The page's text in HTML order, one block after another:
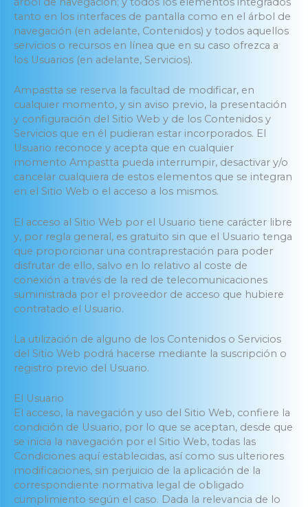
tanto en los interfaces de pantalla como en el árbol de
navegación (en adelante, Contenidos) y todos aquellos
servicios o recursos en línea que en su caso ofrezca a
los Usuarios (en adelante, Servicios).
Ampastta se reserva la facultad de modificar, en
cualquier momento, y sin aviso previo, la presentación
y configuración del Sitio Web y de los Contenidos y
Servicios que en él pudieran estar incorporados. El
Usuario reconoce y acepta que en cualquier
momento Ampastta pueda interrumpir, desactivar y/o
cancelar cualquiera de estos elementos que se integran
en el Sitio Web o el acceso a los mismos.
El acceso al Sitio Web por el Usuario tiene carácter libre
y, por regla general, es gratuito sin que el Usuario tenga
que proporcionar una contraprestación para poder
disfrutar de ello, salvo en lo relativo al coste de
conexión a través de la red de telecomunicaciones
suministrada por el proveedor de acceso que hubiere
contratado el Usuario.
La utilización de alguno de los Contenidos o Servicios
del Sitio Web podrá hacerse mediante la suscripción o
registro previo del Usuario.
El Usuario
El acceso, la navegación y uso del Sitio Web, confiere la
condición de Usuario, por lo que se aceptan, desde que
se inicia la navegación por el Sitio Web, todas las
Condiciones aquí establecidas, así como sus ulteriores
modificaciones, sin perjuicio de la aplicación de la
correspondiente normativa legal de obligado
cumplimiento según el caso. Dada la relevancia de lo